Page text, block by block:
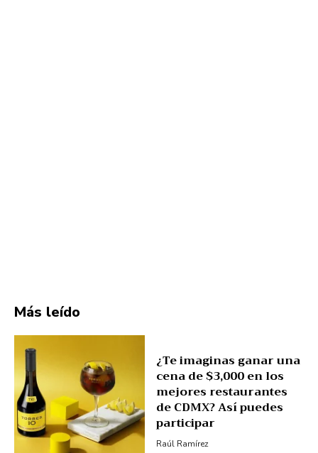
Más leído
¿Te imaginas ganar una
cena de $3,000 en los
mejores restaurantes
de CDMX? Así puedes
participar
Raúl Ramírez